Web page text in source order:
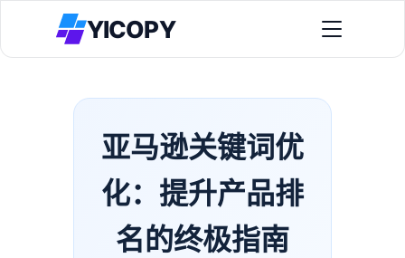
YICOPY
全景类目透视 Agent
先判断类目是蓝海还是红海，再决定做不做。
找到已验证需求但有运营短板的理想竞品。
新品冷启动方案
先拿可执行精准词，再启动广告放大权重。
亚马逊关键词优
化：提升产品排
名的终极指南